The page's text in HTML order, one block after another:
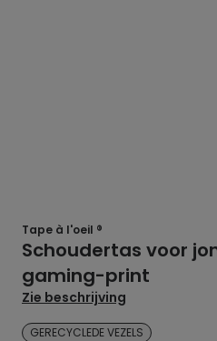
Tape à l'oeil ®
Schoudertas voor
gaming-print
Zie beschrijving
GERECYCLEDE VEZELS